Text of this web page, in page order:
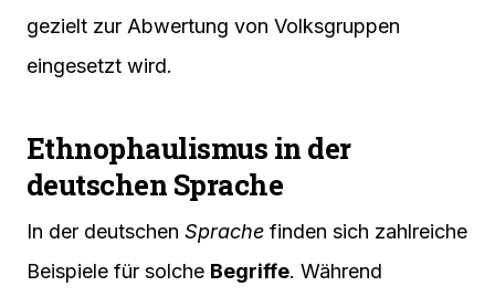
gezielt zur Abwertung von Volksgruppen
eingesetzt wird.
Ethnophaulismus in der
deutschen Sprache
In der deutschen Sprache finden sich zahlreiche
Beispiele für solche Begriffe. Während